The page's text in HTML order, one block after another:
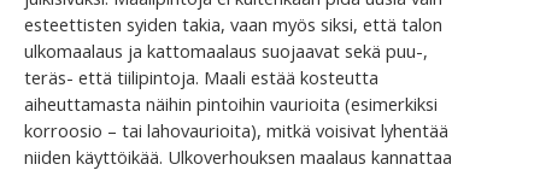
esteettisten syiden takia, vaan myös siksi, että talon
ulkomaalaus ja kattomaalaus suojaavat sekä puu-,
teräs- että tiilipintoja. Maali estää kosteutta
aiheuttamasta näihin pintoihin vaurioita (esimerkiksi
korroosio – tai lahovaurioita), mitkä voisivat lyhentää
niiden käyttöikää. Ulkoverhouksen maalaus kannattaa